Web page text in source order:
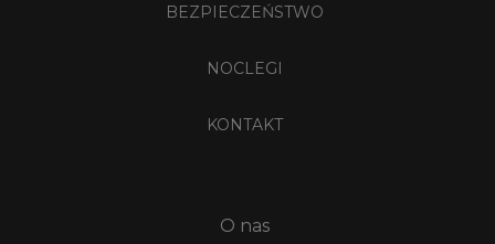
BEZPIECZEŃSTWO
NOCLEGI
KONTAKT
O nas